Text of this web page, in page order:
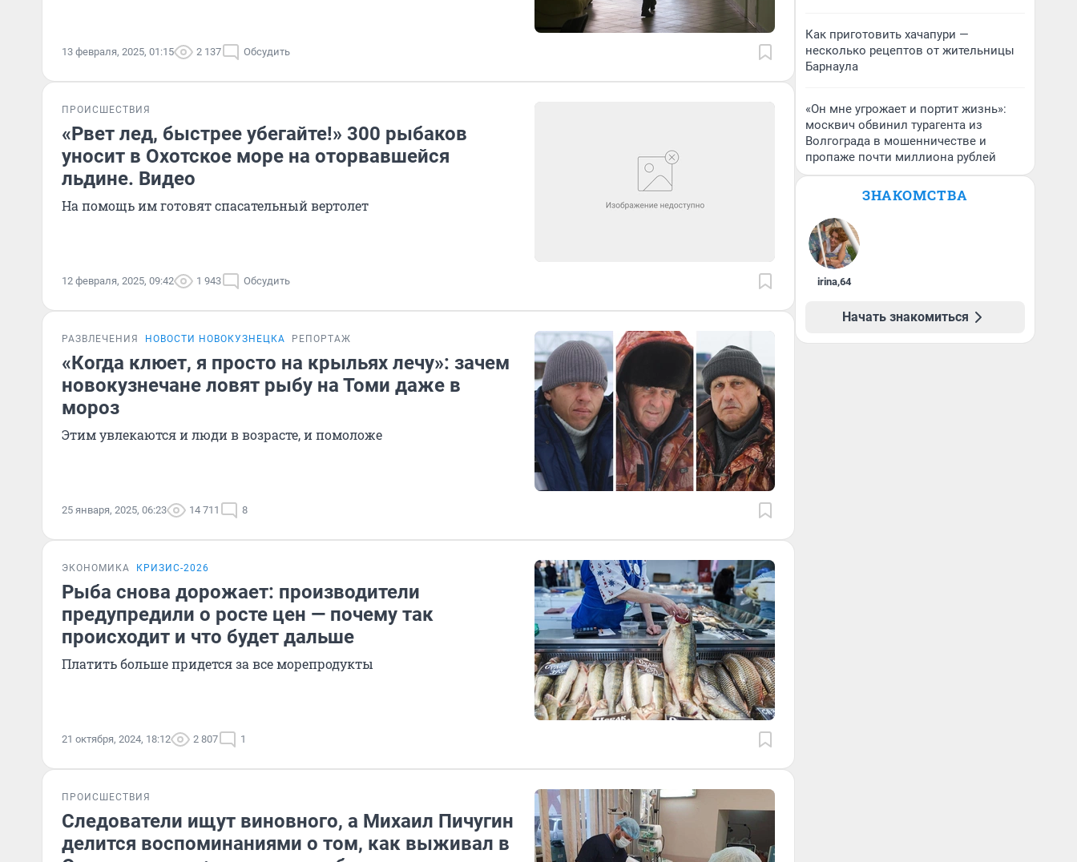
13 февраля, 2025, 01:15 2 137 Обсудить
ПРОИСШЕСТВИЯ
«Рвет лед, быстрее убегайте!» 300 рыбаков
уносит в Охотское море на оторвавшейся
льдине. Видео
На помощь им готовят спасательный вертолет
12 февраля, 2025, 09:42 1 943 Обсудить
РАЗВЛЕЧЕНИЯ НОВОСТИ НОВОКУЗНЕЦКА РЕПОРТАЖ
«Когда клюет, я просто на крыльях лечу»: зачем
новокузнечане ловят рыбу на Томи даже в
мороз
Этим увлекаются и люди в возрасте, и помоложе
25 января, 2025, 06:23 14 711 8
ЭКОНОМИКА КРИЗИС-2026
Рыба снова дорожает: производители
предупредили о росте цен — почему так
происходит и что будет дальше
Платить больше придется за все морепродукты
21 октября, 2024, 18:12 2 807 1
ПРОИСШЕСТВИЯ
Следователи ищут виновного, а Михаил Пичугин
делится воспоминаниями о том, как выживал в
Как приготовить хачапури —
несколько рецептов от жительницы
Барнаула
«Он мне угрожает и портит жизнь»:
москвич обвинил турагента из
Волгограда в мошенничестве и
пропаже почти миллиона рублей
ЗНАКОМСТВА
irina,64
Начать знакомиться